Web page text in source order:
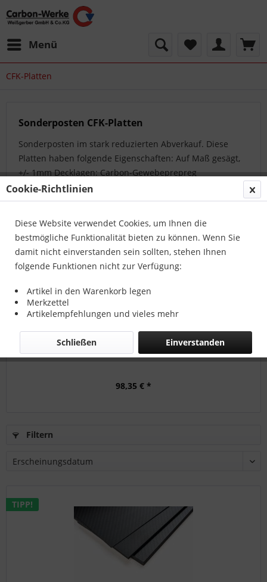
Menü
CFK-Platten
Sonderposten CFK-Platten
Sonderposten im stark reduzierten Abverkauf. Diese
Platten haben folgende Eigenschaften: Auf Maß gesägt,
+/- 1mm Decklagen: Carbon-Gewebeprepreg
Innenlagen:...mehr erfahren »
Topseller
TIPP!
CFK-Platte 1000 x 500 x 1 ±0,2 mm 2. Wahl
98,35 € *
Filtern
TIPP!
Cookie-Richtlinien
Diese Website verwendet Cookies, um Ihnen die
bestmögliche Funktionalität bieten zu können. Wenn Sie
damit nicht einverstanden sein sollten, stehen Ihnen
folgende Funktionen nicht zur Verfügung:
Artikel in den Warenkorb legen
Merkzettel
Artikelempfehlungen und vieles mehr
Einverstanden
Schließen